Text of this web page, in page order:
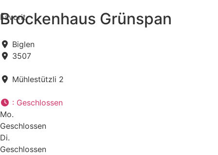
Favorit
Brockenhaus Grünspan
Biglen
3507
Mühlestützli 2
: Geschlossen
Mo.
Geschlossen
Di.
Geschlossen